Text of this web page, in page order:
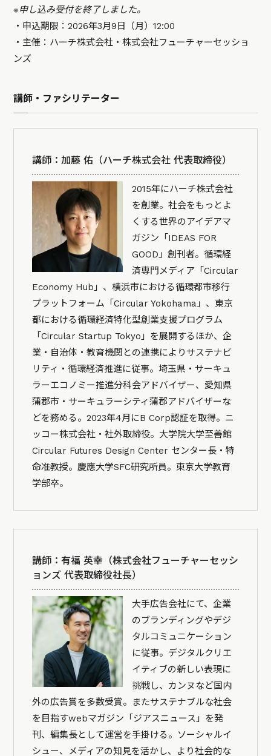
※申し込み受付を終了しました。
・申込期限：2026年3月9日（月）12:00
・主催：ハーチ株式会社・株式会社フューチャーセッショ
ンズ
講師・ファシリテーター
講師：加藤 佑（ハーチ株式会社 代表取締役）
2015年にハーチ株式会社
を創業。社会をもっとよ
くする世界のアイデアマ
ガジン「IDEAS FOR
GOOD」創刊者。循環経
済専門メディア「Circular
Economy Hub」、横浜市における循環都市移行
プラットフォーム「Circular Yokohama」、東京
都における循環経済特化型創業支援プログラム
「Circular Startup Tokyo」を展開するほか、企
業・自治体・教育機関との連携によりサステナビ
リティ・循環経済推進に従事。埼玉県・サーキュ
ラーエコノミー推進分科会アドバイザー、愛知県
蒲郡市・サーキュラーシティ蒲郡アドバイザーな
どを務める。2023年4月にB Corp認証を取得。ニ
ッコー株式会社・社外取締役。大学院大学至善館
Circular Futures Design Center センター長・特
命准教授。慶應大学SFC研究所員。東京大学教育
学部卒。
講師：有福 英幸（株式会社フューチャーセッシ
ョンズ 代表取締役社長）
大手広告会社にて、企業
のブランディングやデジ
タルコミュニケーション
に従事。デジタルクリエ
イティブの新しい表現に
挑戦し、カンヌなど国内
外の広告賞を多数受賞。またサステナブルな社会
を目指すwebマガジン「ジアスニュース」を発
刊、編集長として運営を手掛ける。ソーシャルイ
シュー、メディアの知見を活かし、より社会的な